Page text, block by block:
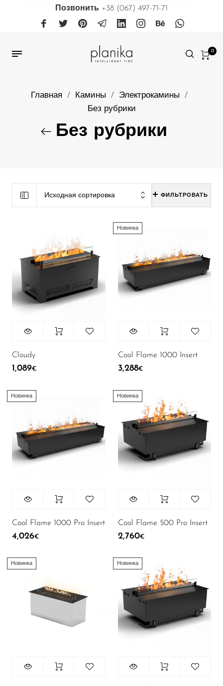
Позвонить +38 (067) 497-71-71
0
Главная / Камины / Электрокамины
/
Без рубрики
Без рубрики
Исходная сортировка ФИЛЬТРОВАТЬ
Cloudy
1,089€
Новинка
Cool Flame 1000 Insert
3,288€
Новинка
Cool Flame 1000 Pro Insert
4,026€
Новинка
Cool Flame 500 Pro Insert
2,760€
Новинка Новинка